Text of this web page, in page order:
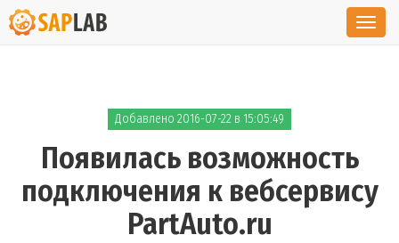
Добавлено 2016-07-22 в 15:05:49
Появилась возможность
подключения к вебсервису
PartAuto.ru